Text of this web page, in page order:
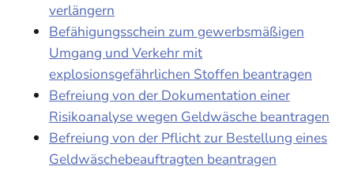
verlängern
Befähigungsschein zum gewerbsmäßigen
Umgang und Verkehr mit
explosionsgefährlichen Stoffen beantragen
Befreiung von der Dokumentation einer
Risikoanalyse wegen Geldwäsche beantragen
Befreiung von der Pflicht zur Bestellung eines
Geldwäschebeauftragten beantragen